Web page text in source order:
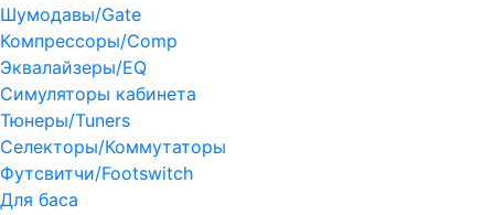
Шумодавы/Gate
Компрессоры/Comp
Эквалайзеры/EQ
Симуляторы кабинета
Тюнеры/Tuners
Селекторы/Коммутаторы
Футсвитчи/Footswitch
Для баса